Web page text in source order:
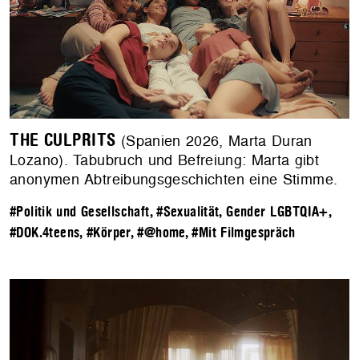
THE CULPRITS (Spanien 2026, Marta Duran
Lozano). Tabubruch und Befreiung: Marta gibt
anonymen Abtreibungsgeschichten eine Stimme.
#Politik und Gesellschaft,#Sexualität, Gender LGBTQIA+,
#DOK.4teens,#Körper,#@home,#Mit Filmgespräch